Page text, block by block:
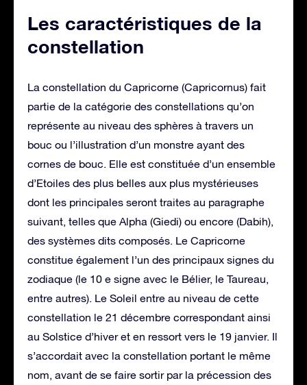
Les caractéristiques de la
constellation
La constellation du Capricorne (Capricornus) fait
partie de la catégorie des constellations qu’on
représente au niveau des sphères à travers un
bouc ou l’illustration d’un monstre ayant des
cornes de bouc. Elle est constituée d’un ensemble
d’Etoiles des plus belles aux plus mystérieuses
dont les principales seront traites au paragraphe
suivant, telles que Alpha (Giedi) ou encore (Dabih),
des systèmes dits composés. Le Capricorne
constitue également l’un des principaux signes du
zodiaque (le 10 e signe avec le Bélier, le Taureau,
entre autres). Le Soleil entre au niveau de cette
constellation le 21 décembre correspondant ainsi
au Solstice d’hiver et en ressort vers le 19 janvier. Il
s’accordait avec la constellation portant le même
nom, avant de se faire sortir par la précession des